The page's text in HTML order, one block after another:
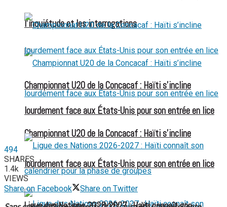
l’inquiétude et les interrogations
Championnat U20 de la Concacaf : Haïti s’incline
lourdement face aux États-Unis pour son entrée en lice
Championnat U20 de la Concacaf : Haïti s’incline
lourdement face aux États-Unis pour son entrée en lice
494
SHARES
1.4k
VIEWS
Share on Facebook
Share on Twitter